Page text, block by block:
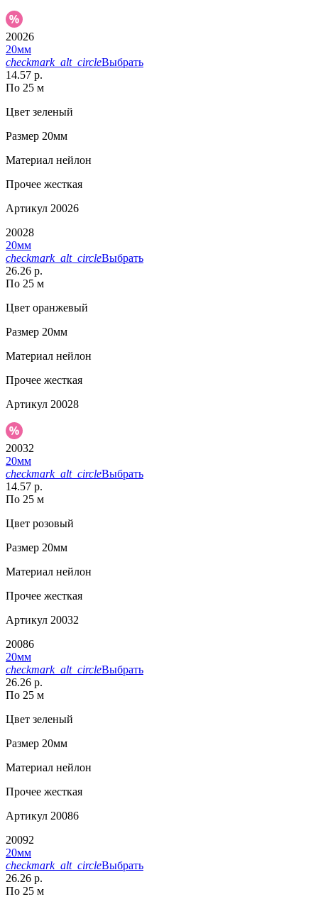
20026
20мм
checkmark_alt_circleВыбрать
14.57 р.
По 25 м
Цвет зеленый
Размер 20мм
Материал нейлон
Прочее жесткая
Артикул 20026
20028
20мм
checkmark_alt_circleВыбрать
26.26 р.
По 25 м
Цвет оранжевый
Размер 20мм
Материал нейлон
Прочее жесткая
Артикул 20028
20032
20мм
checkmark_alt_circleВыбрать
14.57 р.
По 25 м
Цвет розовый
Размер 20мм
Материал нейлон
Прочее жесткая
Артикул 20032
20086
20мм
checkmark_alt_circleВыбрать
26.26 р.
По 25 м
Цвет зеленый
Размер 20мм
Материал нейлон
Прочее жесткая
Артикул 20086
20092
20мм
checkmark_alt_circleВыбрать
26.26 р.
По 25 м